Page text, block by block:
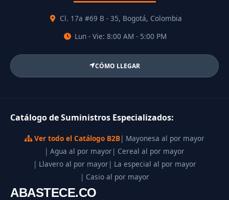
Cl. 17a #69 B - 35, Bogotá, Colombia
Lun - Vie: 8:00 AM - 5:00 PM
CÓMO LLEGAR
Catálogo de Suministros Especializados:
Ver todo el Catálogo B2B| Mayonesa al por mayor
| Agua al por mayor| Cereal al por mayor
| Llavero al por mayor| La especial al por mayor
| Casio al por mayor
ABASTECE.CO